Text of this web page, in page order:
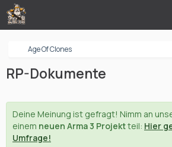
Age Of Clones
RP-Dokumente
Deine Meinung ist gefragt! Nimm an
einem neuen Arma 3 Projektteil: Hier
Umfrage!